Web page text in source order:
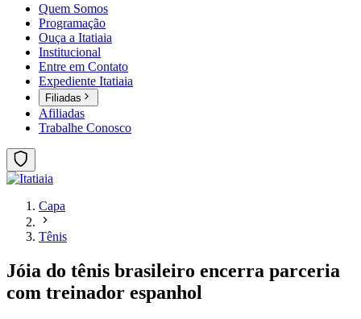
Quem Somos
Programação
Ouça a Itatiaia
Institucional
Entre em Contato
Expediente Itatiaia
Filiadas
Afiliadas
Trabalhe Conosco
Capa
Tênis
Jóia do tênis brasileiro encerra parceria
com treinador espanhol